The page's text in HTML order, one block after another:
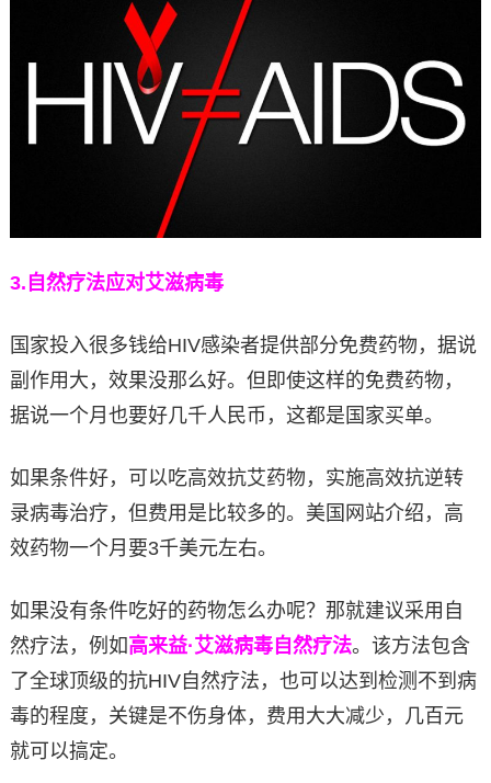
3. 自然疗法应对艾滋病毒
国家投入很多钱给HIV感染者提供部分免费药物，据说
副作用大，效果没那么好。但即使这样的免费药物，
据说一个月也要好几千人民币，这都是国家买单。
如果条件好，可以吃高效抗艾药物，实施高效抗逆转
录病毒治疗，但费用是比较多的。美国网站介绍，高
效药物一个月要3千美元左右。
如果没有条件吃好的药物怎么办呢？那就建议采用自
然疗法，例如高来益·艾滋病毒自然疗法。该方法包含
了全球顶级的抗HIV自然疗法，也可以达到检测不到病
毒的程度，关键是不伤身体，费用大大减少，几百元
就可以搞定。